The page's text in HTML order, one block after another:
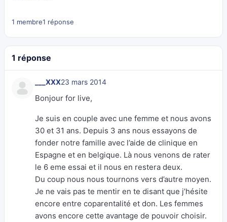
1 membre1 réponse
1 réponse
___XXX23 mars 2014
Bonjour for live,
Je suis en couple avec une femme et nous avons
30 et 31 ans. Depuis 3 ans nous essayons de
fonder notre famille avec l’aide de clinique en
Espagne et en belgique. Là nous venons de rater
le 6 eme essai et il nous en restera deux.
Du coup nous nous tournons vers d’autre moyen.
Je ne vais pas te mentir en te disant que j’hésite
encore entre coparentalité et don. Les femmes
avons encore cette avantage de pouvoir choisir.